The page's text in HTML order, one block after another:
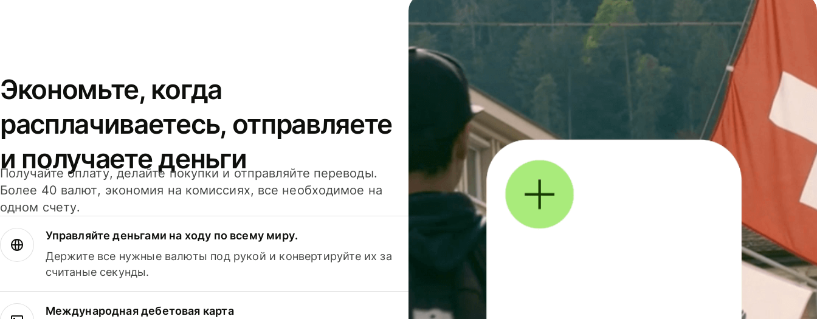
Экономьте, когда
расплачиваетесь, отправляете
и получаете деньги
Получайте оплату, делайте покупки и отправляйте переводы.
Более 40 валют, экономия на комиссиях, все необходимое на
одном счету.
Управляйте деньгами на ходу по всему миру.
Держите все нужные валюты под рукой и конвертируйте их за
считаные секунды.
Международная дебетовая карта